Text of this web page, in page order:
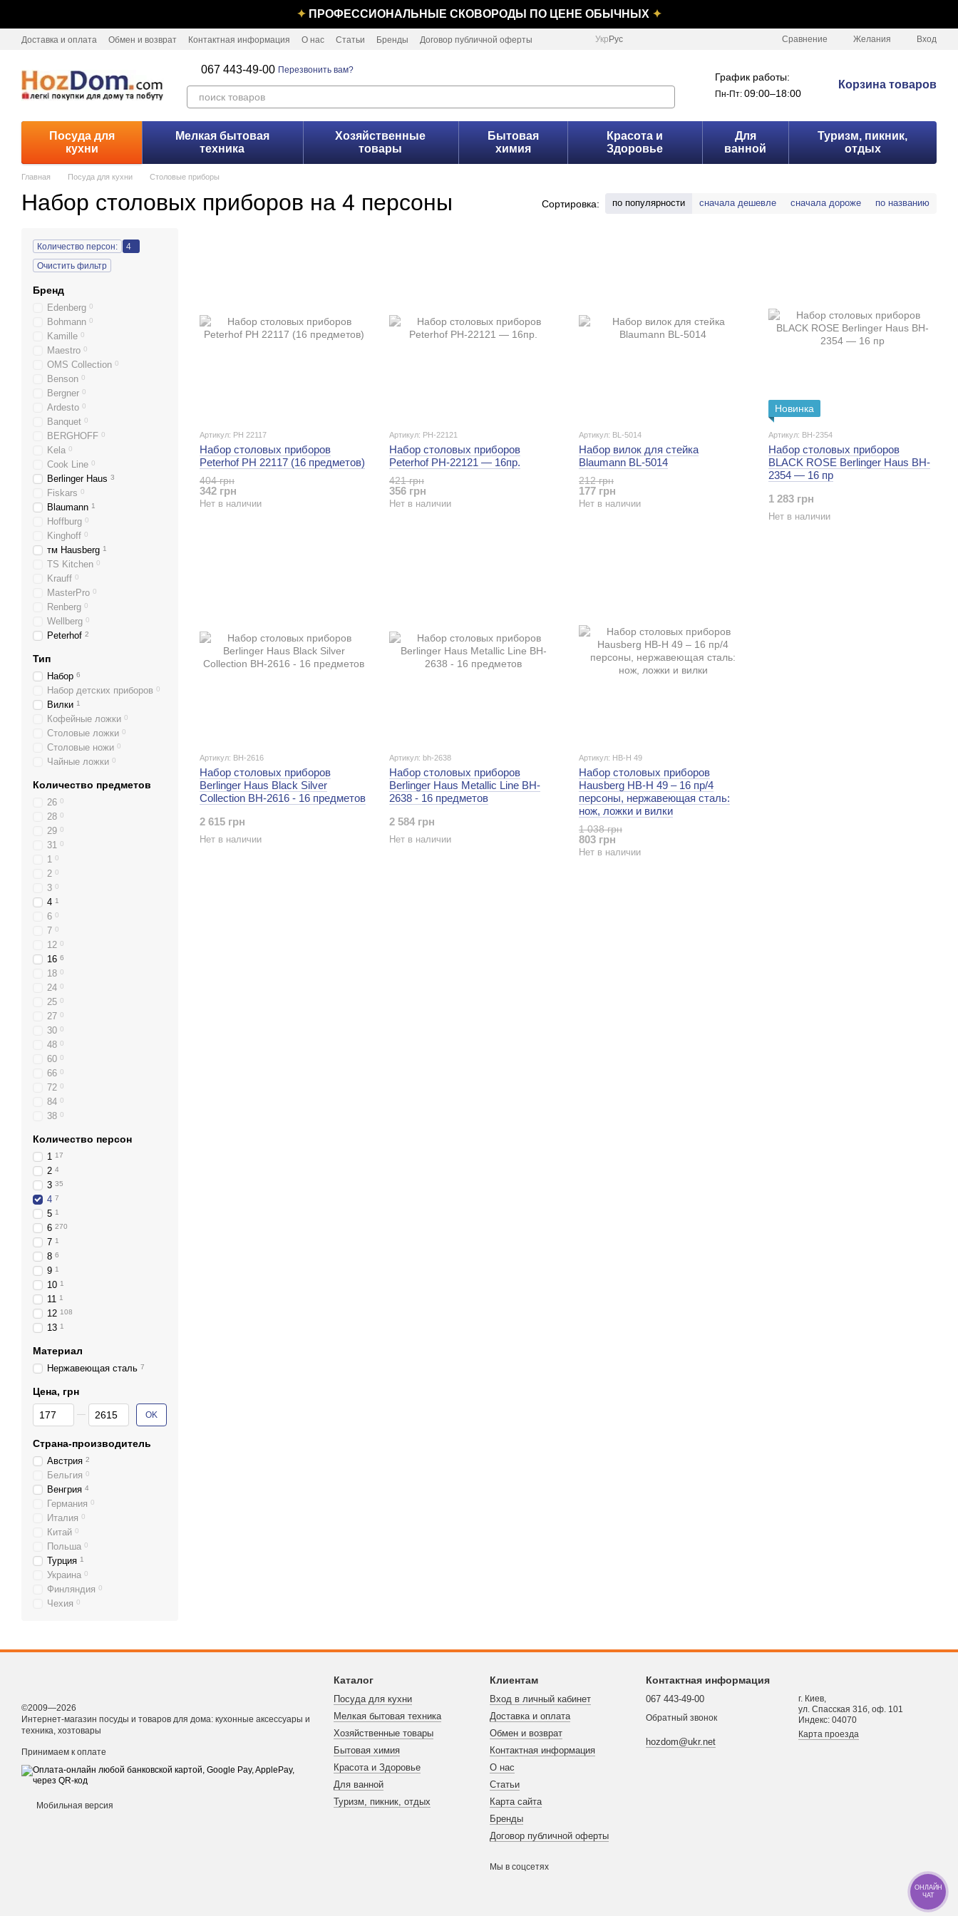
✦ ПРОФЕССИОНАЛЬНЫЕ СКОВОРОДЫ ПО ЦЕНЕ ОБЫЧНЫХ ✦
Доставка и оплата Обмен и возврат Контактная информация О нас Статьи Бренды Договор публичной оферты Укр Рус Сравнение Желания Вход
067 443-49-00 Перезвонить вам?
График работы:
Пн-Пт: 09:00–18:00
Корзина товаров
Посуда для
кухни
Мелкая бытовая
техника
Хозяйственные
товары
Бытовая
химия
Красота и
Здоровье
Для
ванной
Туризм, пикник,
отдых
Главная Посуда для кухни Столовые приборы
Набор столовых приборов на 4 персоны Сортировка: по популярности сначала дешевле сначала дороже по названию
Артикул: PH 22117
Набор столовых приборов
Peterhof PH 22117 (16 предметов)
404 грн
342 грн
Нет в наличии
Артикул: PH-22121
Набор столовых приборов
Peterhof PH-22121 — 16пр.
421 грн
356 грн
Нет в наличии
Артикул: BL-5014
Набор вилок для стейка
Blaumann BL-5014
212 грн
177 грн
Нет в наличии
Новинка
Артикул: BH-2354
Набор столовых приборов
BLACK ROSE Berlinger Haus BH-
2354 — 16 пр
1 283 грн
Нет в наличии
Артикул: BH-2616
Набор столовых приборов
Berlinger Haus Black Silver
Collection BH-2616 - 16 предметов
2 615 грн
Нет в наличии
Артикул: bh-2638
Набор столовых приборов
Berlinger Haus Metallic Line BH-
2638 - 16 предметов
2 584 грн
Нет в наличии
Артикул: HB-H 49
Набор столовых приборов
Hausberg HB-H 49 – 16 пр/4
персоны, нержавеющая сталь:
нож, ложки и вилки
1 038 грн
803 грн
Нет в наличии
Количество персон:
4
Очистить фильтр
Бренд
Edenberg 0
Bohmann 0
Kamille 0
Maestro 0
OMS Collection 0
Benson 0
Bergner 0
Ardesto 0
Banquet 0
BERGHOFF 0
Kela 0
Cook Line 0
Berlinger Haus 3
Fiskars 0
Blaumann 1
Hoffburg 0
Kinghoff 0
тм Hausberg 1
TS Kitchen 0
Krauff 0
MasterPro 0
Renberg 0
Wellberg 0
Peterhof 2
Тип
Набор 6
Набор детских приборов 0
Вилки 1
Кофейные ложки 0
Столовые ложки 0
Столовые ножи 0
Чайные ложки 0
Количество предметов
26 0
28 0
29 0
31 0
1 0
2 0
3 0
4 1
6 0
7 0
12 0
16 6
18 0
24 0
25 0
27 0
30 0
48 0
60 0
66 0
72 0
84 0
38 0
Количество персон
1 17
2 4
3 35
4 7
5 1
6 270
7 1
8 6
9 1
10 1
11 1
12 108
13 1
Материал
Нержавеющая сталь 7
Цена, грн
От Цена, грн
До Цена, грн OK
Страна-производитель
Австрия 2
Бельгия 0
Венгрия 4
Германия 0
Италия 0
Китай 0
Польша 0
Турция 1
Украина 0
Финляндия 0
Чехия 0
©2009—2026
Интернет-магазин посуды и товаров для дома: кухонные аксессуары и
техника, хозтовары
Принимаем к оплате
Мобильная версия
Каталог
Посуда для кухни
Мелкая бытовая техника
Хозяйственные товары
Бытовая химия
Красота и Здоровье
Для ванной
Туризм, пикник, отдых
Клиентам
Вход в личный кабинет
Доставка и оплата
Обмен и возврат
Контактная информация
О нас
Статьи
Карта сайта
Бренды
Договор публичной оферты
Мы в соцсетях
Контактная информация
067 443-49-00
Обратный звонок
hozdom@ukr.net
г. Киев,
ул. Спасская 31б, оф. 101
Индекс: 04070
Карта проезда
ОНЛАЙН
ЧАТ